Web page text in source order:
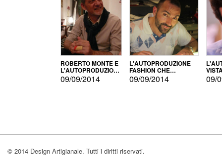
ROBERTO MONTE E
L'AUTOPRODUZIONE
CON IL CENSIMENTO
09/09/2014
L'AUTOPRODUZIONE
FASHION CHE
CONQUISTA GLI USA
09/09/2014 09/
© 2014 Design Artigianale. Tutti i diritti riservati.